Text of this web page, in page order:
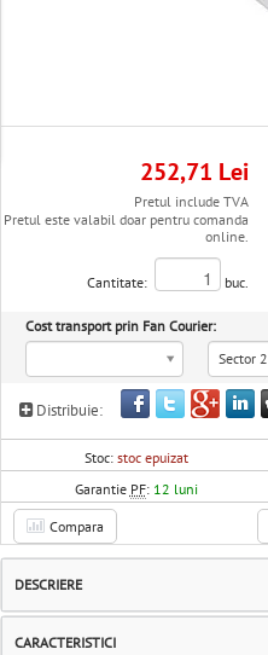
252,71 Lei
Pretul include TVA
Pretul este valabil doar pentru comanda
online.
Cantitate: buc.
Cost transport prin Fan Courier:
Sector 2
Distribuie:
Stoc: stoc epuizat
Garantie PF: 12 luni
Compara
DESCRIERE
CARACTERISTICI